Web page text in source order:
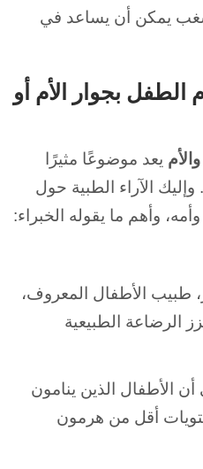
يمكن أن يساعد في
الطفل بجوار الأم أو
يعد موضوعًا مثيرًا
وإليك الآراء الطبية حول
وأهم ما يقوله الخبراء:
طبيب الأطفال المعروف،
الرضاعة الطبيعية
أن الأطفال الذين ينامون
أقل من هرمون